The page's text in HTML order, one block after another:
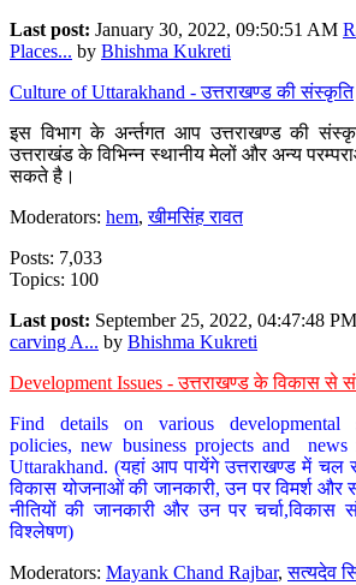
Last post: January 30, 2022, 09:50:51 AM
Places... by Bhishma Kukreti
Culture of Uttarakhand - उत्तराखण्ड की संस्कृति
इस विभाग के अर्न्तगत आप उत्तराखण्ड की
उत्तराखंड के विभिन्न स्थानीय मेलों और अन्य
सकते है।
Moderators: hem,खीमसिंह रावत
Posts: 7,033
Topics: 100
Last post: September 25, 2022, 04:47:48 PM
carving A... by Bhishma Kukreti
Development Issues - उत्तराखण्ड के विकास से
Find details on various developmental
policies, new business projects and news
Uttarakhand. (यहां आप पायेंगे उत्तराखण्ड में चल
विकास योजनाओं की जानकारी, उन पर विमर्श और
नीतियों की जानकारी और उन पर चर्चा,विकास
विश्लेषण)
Moderators: Mayank Chand Rajbar,सत्यदेव